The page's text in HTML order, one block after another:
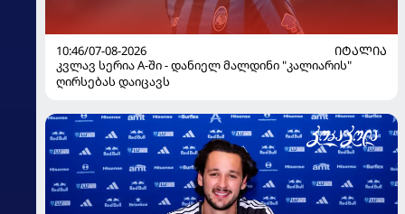
10:46/07-08-2026
ᲘᲢᲐᲚᲘᲐ
კვლავ სერია A-ში - დანიელ მალდინი "კალიარის"
ღირსებას დაიცავს